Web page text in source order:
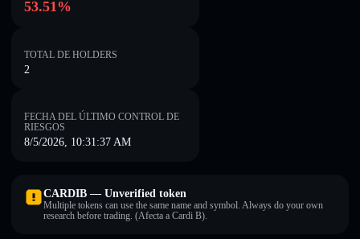
53.51%
TOTAL DE HOLDERS
2
FECHA DEL ÚLTIMO CONTROL DE
RIESGOS
8/5/2026, 10:31:37 AM
CARDIB — Unverified token
Multiple tokens can use the same name and symbol. Always do your own
research before trading. (Afecta a Cardi B).